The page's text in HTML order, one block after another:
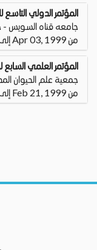
المؤتمر الدولي التاسع
جامعه قناه السويس -
من Apr 03, 1999 إلى Apr 06, 1999
المؤتمر العلمي
جمعية علم الحيوان
من Feb 21, 1999 إلى Feb 21, 1999